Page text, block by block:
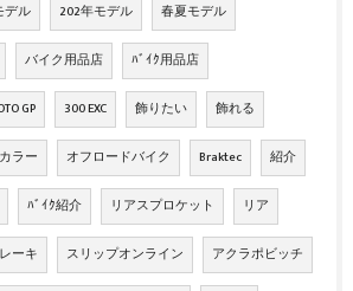
デル 202年モデル 春夏モデル
バイク用品店 ﾊﾞｲｸ用品店
GP 300 EXC 飾りたい 飾れる
ラー オフロードバイク Braktec 紹介
ﾊﾞｲｸ紹介 リアスプロケット リア
ーキ スリップオンライン アクラポビッチ